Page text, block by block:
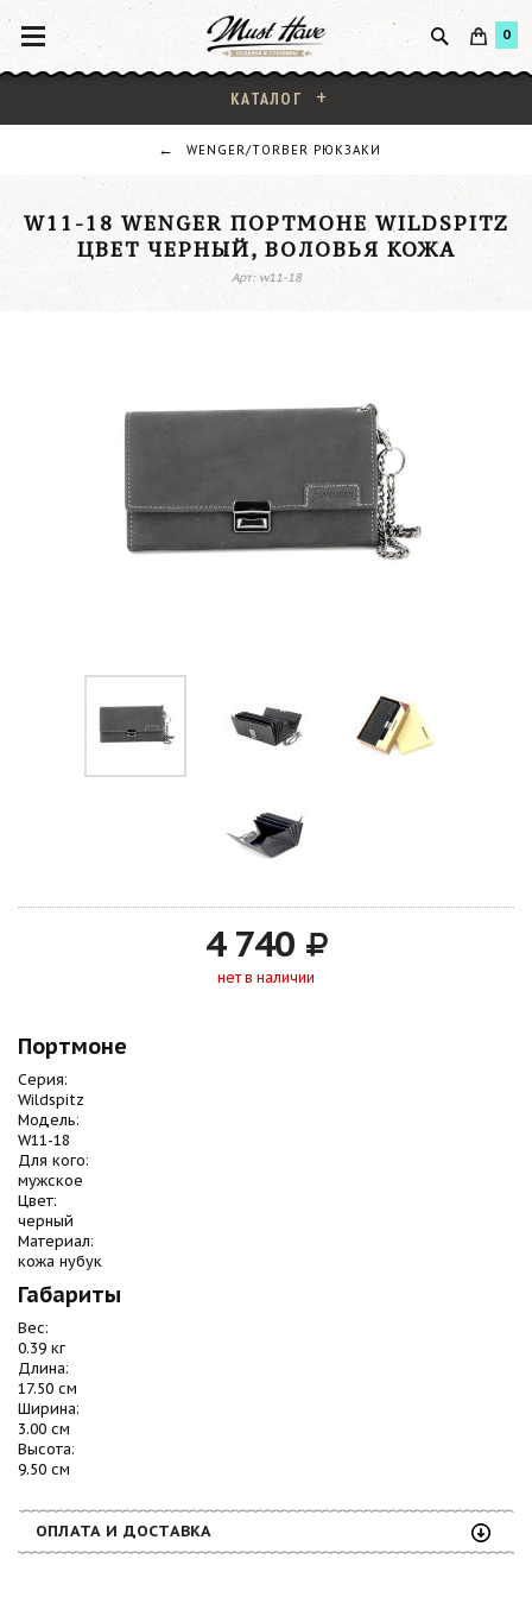
0
КАТАЛОГ
WENGER/TORBER РЮКЗАКИ
W11-18 WENGER ПОРТМОНЕ WILDSPITZ
ЦВЕТ ЧЕРНЫЙ, ВОЛОВЬЯ КОЖА
Арт: w11-18
4 740
нет в наличии
Портмоне
Серия:
Wildspitz
Модель:
W11-18
Для кого:
мужское
Цвет:
черный
Материал:
кожа нубук
Габариты
Вес:
0.39 кг
Длина:
17.50 см
Ширина:
3.00 см
Высота:
9.50 см
ОПЛАТА И ДОСТАВКА